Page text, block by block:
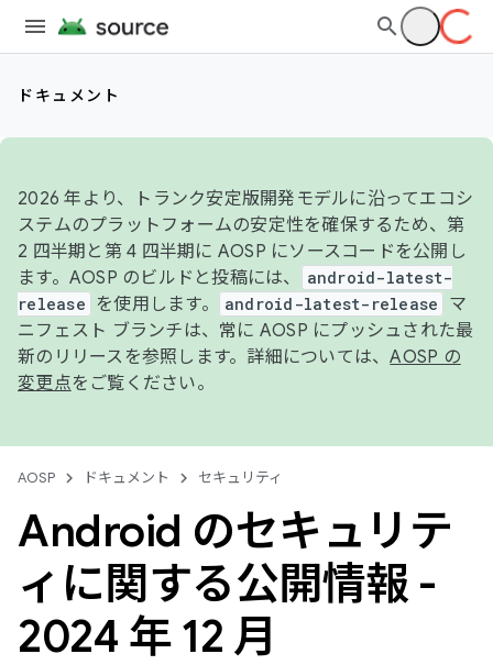
ドキュメント
2026 年より、トランク安定版開発モデルに沿ってエコシ
ステムのプラットフォームの安定性を確保するため、第
2 四半期と第 4 四半期に AOSP にソースコードを公開し
ます。AOSP のビルドと投稿には、
android-latest-
release
を使用します。 android-latest-release
マ
ニフェスト ブランチは、常に AOSP にプッシュされた最
新のリリースを参照します。詳細については、AOSP の
変更点をご覧ください。
AOSP ドキュメント セキュリティ
Android のセキュリテ
ィに関する公開情報 -
2024 年 12 月